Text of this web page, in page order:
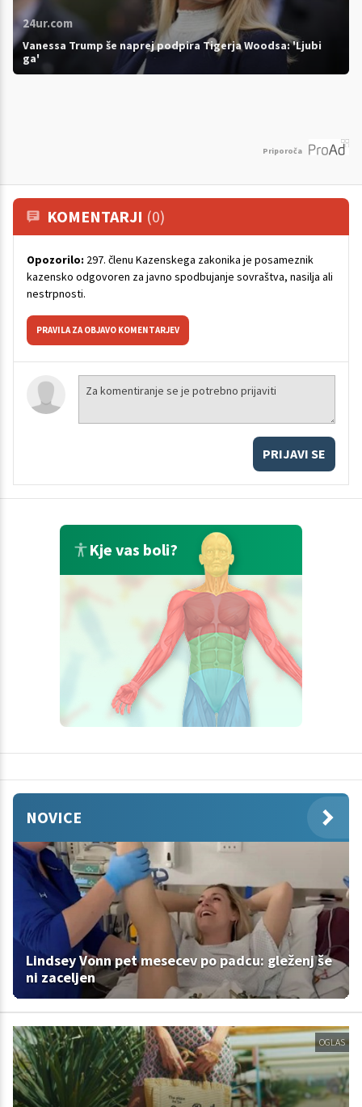
24ur.com
Vanessa Trump še naprej podpira Tigerja Woodsa: 'Ljubi
ga'
Priporoča
KOMENTARJI (0)
Opozorilo: 297. členu Kazenskega zakonika je posameznik
kazensko odgovoren za javno spodbujanje sovraštva, nasilja ali
nestrpnosti.
PRAVILA ZA OBJAVO KOMENTARJEV
PRIJAVI SE
Kje vas boli?
NOVICE
Lindsey Vonn pet mesecev po padcu: gleženj še
ni zaceljen
OGLAS